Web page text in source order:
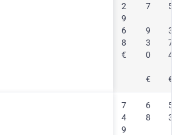
2
9
6
8
€
7
9
3
0
€
5
3
7
4
€
7
4
9
6
8
5
3